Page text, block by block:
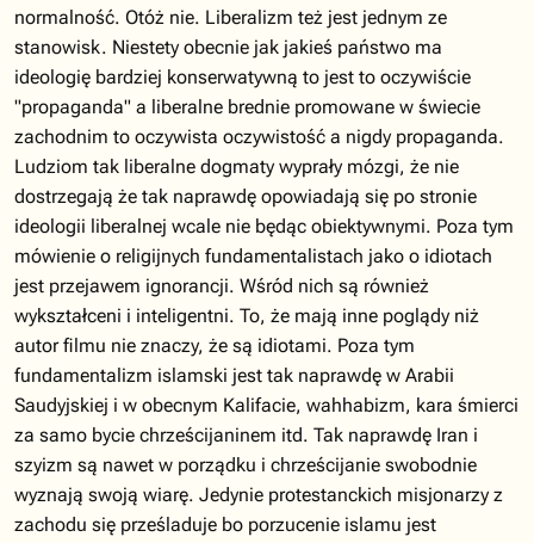
normalność. Otóż nie. Liberalizm też jest jednym ze
stanowisk. Niestety obecnie jak jakieś państwo ma
ideologię bardziej konserwatywną to jest to oczywiście
"propaganda" a liberalne brednie promowane w świecie
zachodnim to oczywista oczywistość a nigdy propaganda.
Ludziom tak liberalne dogmaty wyprały mózgi, że nie
dostrzegają że tak naprawdę opowiadają się po stronie
ideologii liberalnej wcale nie będąc obiektywnymi. Poza tym
mówienie o religijnych fundamentalistach jako o idiotach
jest przejawem ignorancji. Wśród nich są również
wykształceni i inteligentni. To, że mają inne poglądy niż
autor filmu nie znaczy, że są idiotami. Poza tym
fundamentalizm islamski jest tak naprawdę w Arabii
Saudyjskiej i w obecnym Kalifacie, wahhabizm, kara śmierci
za samo bycie chrześcijaninem itd. Tak naprawdę Iran i
szyizm są nawet w porządku i chrześcijanie swobodnie
wyznają swoją wiarę. Jedynie protestanckich misjonarzy z
zachodu się prześladuje bo porzucenie islamu jest